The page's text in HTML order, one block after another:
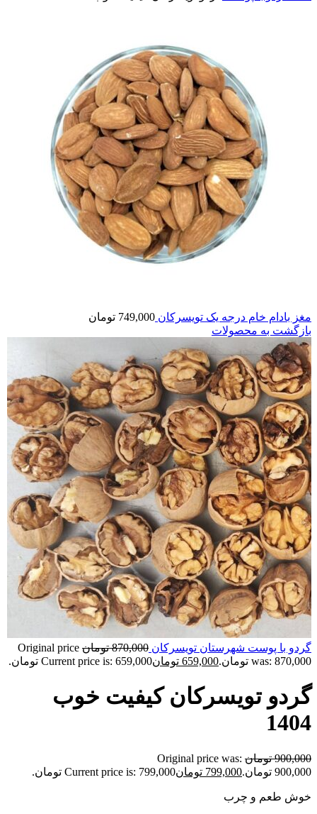
مغز بادام خام درجه یک تویسرکان 749,000 تومان
بازگشت به محصولات
گردو با پوست شهرستان تویسرکان 870,000 تومان Original price
was: 870,000 تومان.
659,000 تومانCurrent price is: 659,000 تومان.
گردو تویسرکان کیفیت خوب
1404
900,000 تومان Original price was:
900,000 تومان.
799,000 تومانCurrent price is: 799,000 تومان.
خوش طعم و چرب